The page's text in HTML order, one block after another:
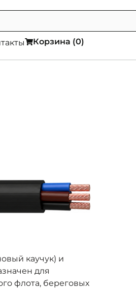
Корзина (0)
каучук) и
для
флота, береговых